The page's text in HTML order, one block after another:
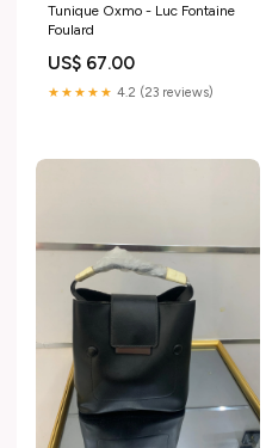
Tunique Oxmo - Luc Fontaine
Foulard
US$ 67.00
★★★★★ 4.2 (23 reviews)